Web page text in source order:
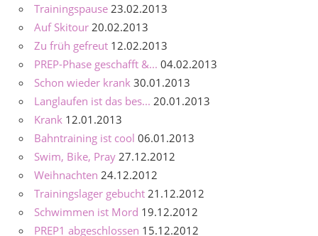
Trainingspause 23.02.2013
Auf Skitour 20.02.2013
Zu früh gefreut 12.02.2013
PREP-Phase geschafft &... 04.02.2013
Schon wieder krank 30.01.2013
Langlaufen ist das bes... 20.01.2013
Krank 12.01.2013
Bahntraining ist cool 06.01.2013
Swim, Bike, Pray 27.12.2012
Weihnachten 24.12.2012
Trainingslager gebucht 21.12.2012
Schwimmen ist Mord 19.12.2012
PREP1 abgeschlossen 15.12.2012